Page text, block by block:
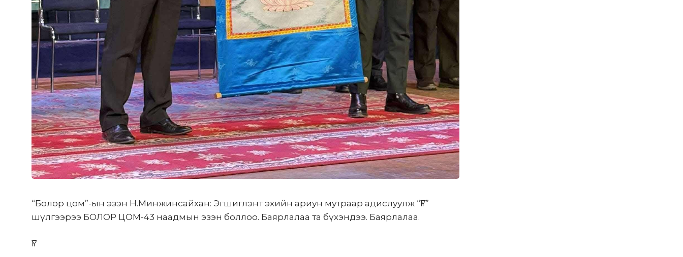
“Болор цом”-ын эзэн Н.Минжинсайхан: Эгшиглэнт эхийн ариун мутраар адислуулж “ҮГ”
шүлгээрээ БОЛОР ЦОМ-43 наадмын эзэн боллоо. Баярлалаа та бүхэндээ. Баярлалаа.
ҮГ